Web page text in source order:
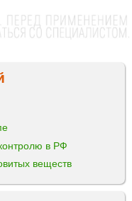
в РФ
веществ